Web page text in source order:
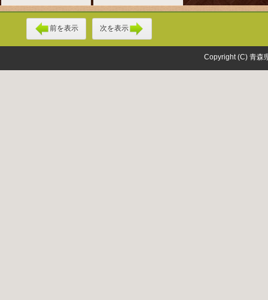
前を表示 次を表示
Copyright (C) 青森